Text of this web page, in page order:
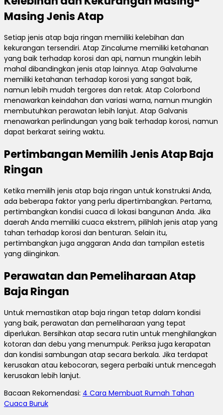
Masing Jenis Atap
Setiap jenis atap baja ringan memiliki kelebihan dan
kekurangan tersendiri. Atap Zincalume memiliki ketahanan
yang baik terhadap korosi dan api, namun mungkin lebih
mahal dibandingkan jenis atap lainnya. Atap Galvalume
memiliki ketahanan terhadap korosi yang sangat baik,
namun lebih mudah tergores dan retak. Atap Colorbond
menawarkan keindahan dan variasi warna, namun mungkin
membutuhkan perawatan lebih lanjut. Atap Galvanis
menawarkan perlindungan yang baik terhadap korosi, namun
dapat berkarat seiring waktu.
Pertimbangan Memilih Jenis Atap Baja
Ringan
Ketika memilih jenis atap baja ringan untuk konstruksi Anda,
ada beberapa faktor yang perlu dipertimbangkan. Pertama,
pertimbangkan kondisi cuaca di lokasi bangunan Anda. Jika
daerah Anda memiliki cuaca ekstrem, pilihlah jenis atap yang
tahan terhadap korosi dan benturan. Selain itu,
pertimbangkan juga anggaran Anda dan tampilan estetis
yang diinginkan.
Perawatan dan Pemeliharaan Atap
Baja Ringan
Untuk memastikan atap baja ringan tetap dalam kondisi
yang baik, perawatan dan pemeliharaan yang tepat
diperlukan. Bersihkan atap secara rutin untuk menghilangkan
kotoran dan debu yang menumpuk. Periksa juga kerapatan
dan kondisi sambungan atap secara berkala. Jika terdapat
kerusakan atau kebocoran, segera perbaiki untuk mencegah
kerusakan lebih lanjut.
Bacaan Rekomendasi: 4 Cara Membuat Rumah Tahan
Cuaca Buruk